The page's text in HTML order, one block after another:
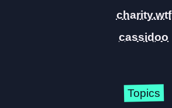
charity.wtf
cassidoo
Topics